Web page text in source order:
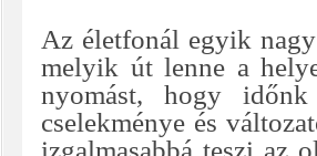
Az életfonál egyik
melyik út lenne a
nyomást, hogy
cselekménye és
izgalmasabbá teszi az